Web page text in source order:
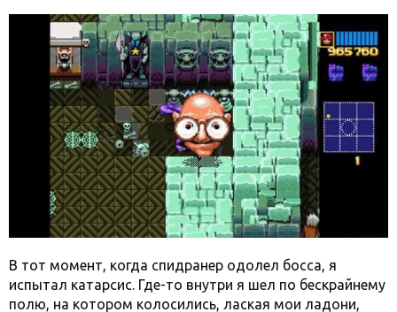
В тот момент, когда спидранер одолел босса, я
испытал катарсис. Где-то внутри я шел по бескрайнему
полю, на котором колосились, лаская мои ладони,